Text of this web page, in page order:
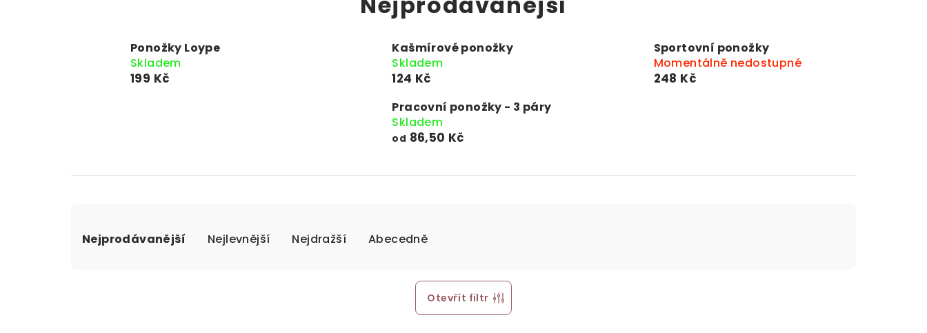
Ponožky Loype
Skladem
199 Kč
Kašmírové ponožky
Skladem
124 Kč
Sportovní ponožky
Momentálně nedostupné
248 Kč
Pracovní ponožky - 3 páry
Skladem
od 86,50 Kč
a
Nejprodávanější Nejlevnější Nejdražší Abecedně
Otevřít filtr